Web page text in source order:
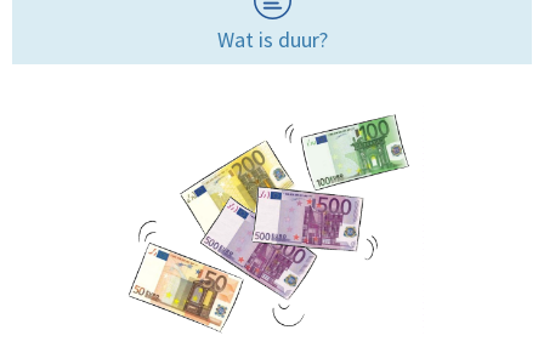
Wat is duur?